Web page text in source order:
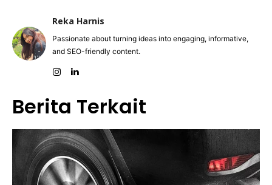
Reka Harnis
Passionate about turning ideas into engaging, informative,
and SEO-friendly content.
Berita Terkait